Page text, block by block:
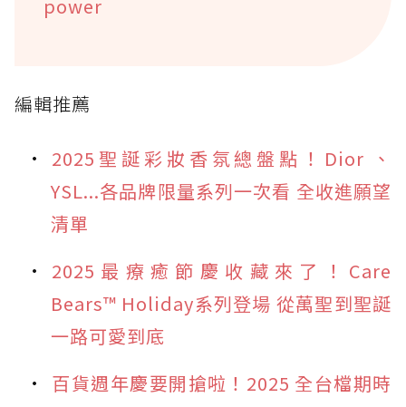
power
編輯推薦
2025聖誕彩妝香氛總盤點！Dior 、
YSL...各品牌限量系列一次看 全收進願望
清單
2025最療癒節慶收藏來了！Care
Bears™ Holiday系列登場 從萬聖到聖誕
一路可愛到底
百貨週年慶要開搶啦！2025 全台檔期時